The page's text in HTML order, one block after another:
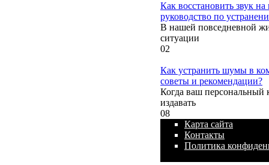
Как восстановить звук
руководство по
В нашей повседневной
ситуации
02
Как устранить шумы в
советы и рекомендации?
Когда ваш персональный
издавать
08
Карта сайта
Контакты
Политика